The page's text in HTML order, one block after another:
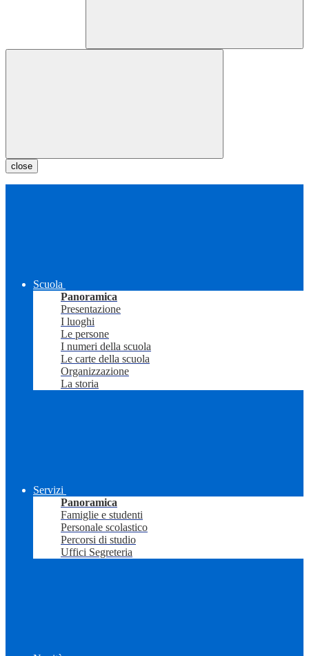
close
Scuola
Panoramica
Presentazione
I luoghi
Le persone
I numeri della scuola
Le carte della scuola
Organizzazione
La storia
Servizi
Panoramica
Famiglie e studenti
Personale scolastico
Percorsi di studio
Uffici Segreteria